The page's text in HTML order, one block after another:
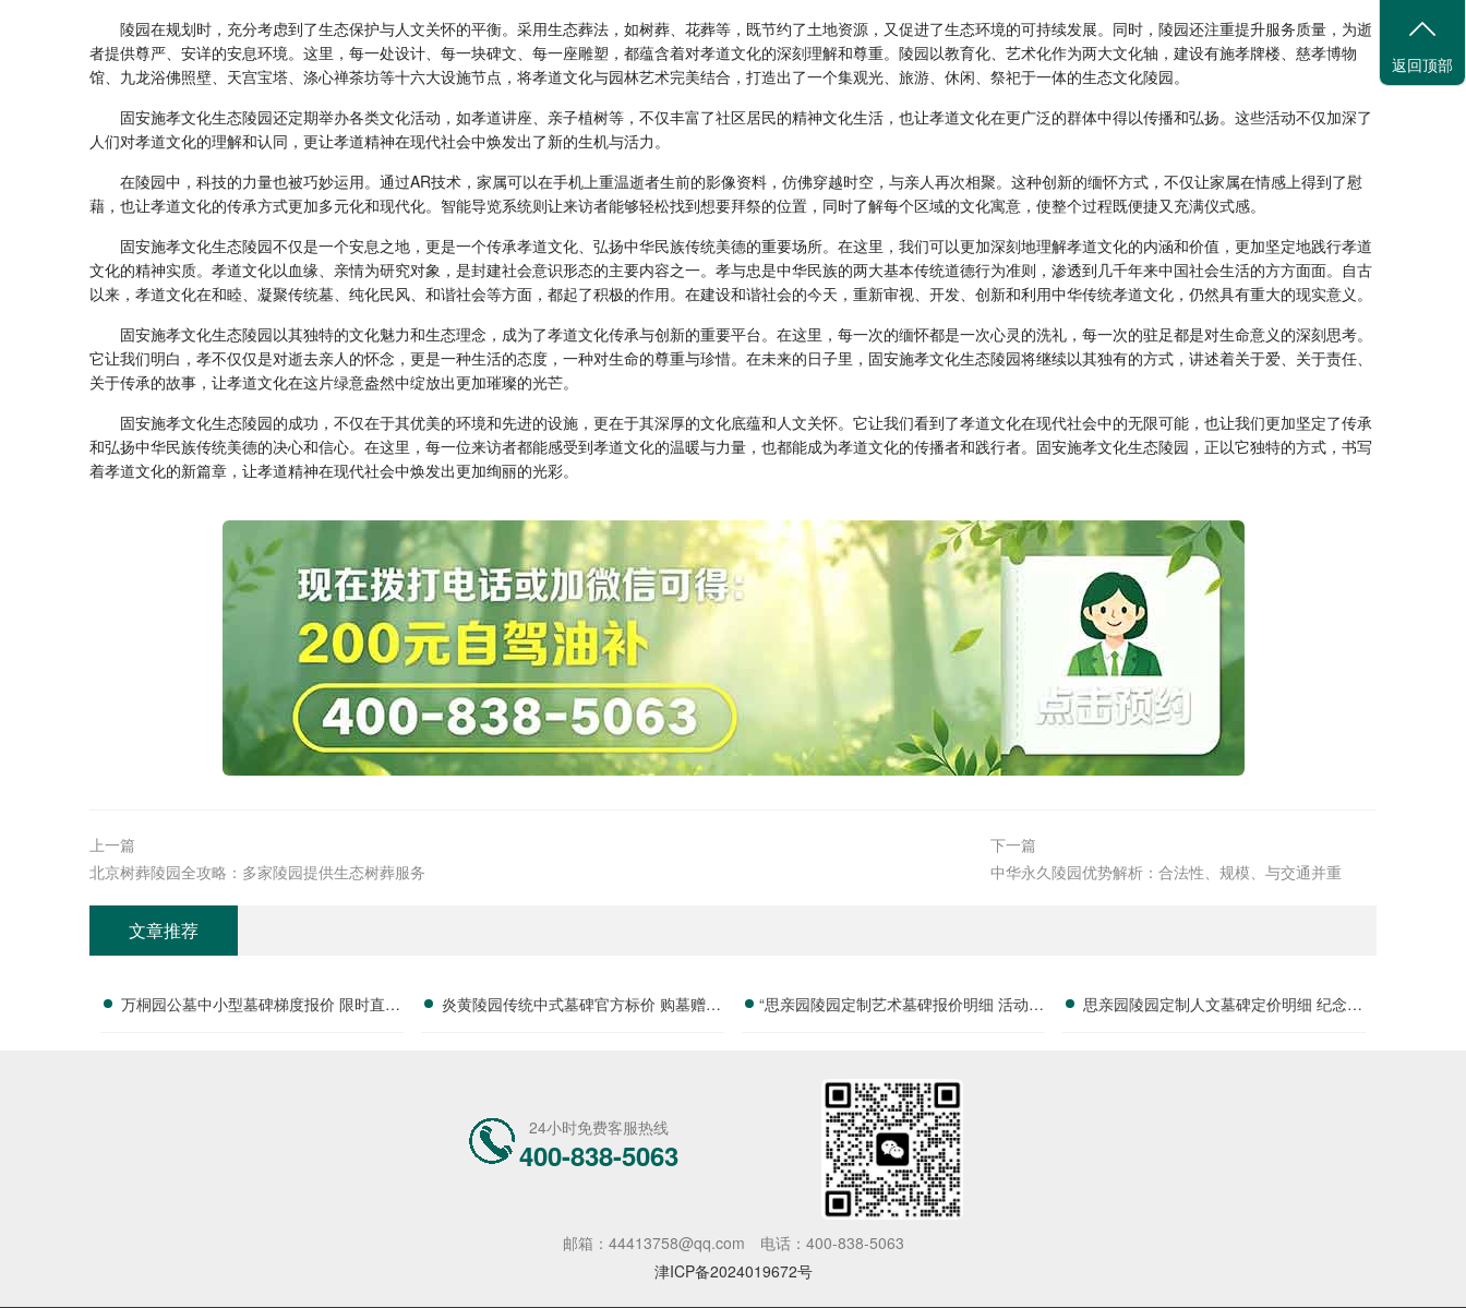
陵园在规划时，充分考虑到了生态保护与人文关怀的平衡。采用生态葬法，如树葬、花葬等，既节约了土地资源，又促进了生态环境的可持续发展。同时，陵园还注重提升服务质量，为逝
者提供尊严、安详的安息环境。这里，每一处设计、每一块碑文、每一座雕塑，都蕴含着对孝道文化的深刻理解和尊重。陵园以教育化、艺术化作为两大文化轴，建设有施孝牌楼、慈孝博物
馆、九龙浴佛照壁、天宫宝塔、涤心禅茶坊等十六大设施节点，将孝道文化与园林艺术完美结合，打造出了一个集观光、旅游、休闲、祭祀于一体的生态文化陵园。
固安施孝文化生态陵园还定期举办各类文化活动，如孝道讲座、亲子植树等，不仅丰富了社区居民的精神文化生活，也让孝道文化在更广泛的群体中得以传播和弘扬。这些活动不仅加深了
人们对孝道文化的理解和认同，更让孝道精神在现代社会中焕发出了新的生机与活力。
在陵园中，科技的力量也被巧妙运用。通过AR技术，家属可以在手机上重温逝者生前的影像资料，仿佛穿越时空，与亲人再次相聚。这种创新的缅怀方式，不仅让家属在情感上得到了慰
藉，也让孝道文化的传承方式更加多元化和现代化。智能导览系统则让来访者能够轻松找到想要拜祭的位置，同时了解每个区域的文化寓意，使整个过程既便捷又充满仪式感。
固安施孝文化生态陵园不仅是一个安息之地，更是一个传承孝道文化、弘扬中华民族传统美德的重要场所。在这里，我们可以更加深刻地理解孝道文化的内涵和价值，更加坚定地践行孝道
文化的精神实质。孝道文化以血缘、亲情为研究对象，是封建社会意识形态的主要内容之一。孝与忠是中华民族的两大基本传统道德行为准则，渗透到几千年来中国社会生活的方方面面。自古
以来，孝道文化在和睦、凝聚传统墓、纯化民风、和谐社会等方面，都起了积极的作用。在建设和谐社会的今天，重新审视、开发、创新和利用中华传统孝道文化，仍然具有重大的现实意义。
固安施孝文化生态陵园以其独特的文化魅力和生态理念，成为了孝道文化传承与创新的重要平台。在这里，每一次的缅怀都是一次心灵的洗礼，每一次的驻足都是对生命意义的深刻思考。
它让我们明白，孝不仅仅是对逝去亲人的怀念，更是一种生活的态度，一种对生命的尊重与珍惜。在未来的日子里，固安施孝文化生态陵园将继续以其独有的方式，讲述着关于爱、关于责任、
关于传承的故事，让孝道文化在这片绿意盎然中绽放出更加璀璨的光芒。
固安施孝文化生态陵园的成功，不仅在于其优美的环境和先进的设施，更在于其深厚的文化底蕴和人文关怀。它让我们看到了孝道文化在现代社会中的无限可能，也让我们更加坚定了传承
和弘扬中华民族传统美德的决心和信心。在这里，每一位来访者都能感受到孝道文化的温暖与力量，也都能成为孝道文化的传播者和践行者。固安施孝文化生态陵园，正以它独特的方式，书写
着孝道文化的新篇章，让孝道精神在现代社会中焕发出更加绚丽的光彩。
上一篇
北京树葬陵园全攻略：多家陵园提供生态树葬服务
下一篇
中华永久陵园优势解析：合法性、规模、与交通并重
文章推荐
万桐园公墓中小型墓碑梯度报价 限时直降
炎黄陵园传统中式墓碑官方标价 购墓赠送
“思亲园陵园定制艺术墓碑报价明细 活动减
思亲园陵园定制人文墓碑定价明细 纪念空
24小时免费客服热线
400-838-5063
邮箱：44413758@qq.com
电话：400-838-5063
津ICP备2024019672号
返回顶部